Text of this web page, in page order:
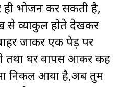
ही भोजन कर सकती है,
व्याकुल होते देखकर
जाकर एक पेड़ पर
तथा घर वापस आकर कह
निकल आया है,अब तुम